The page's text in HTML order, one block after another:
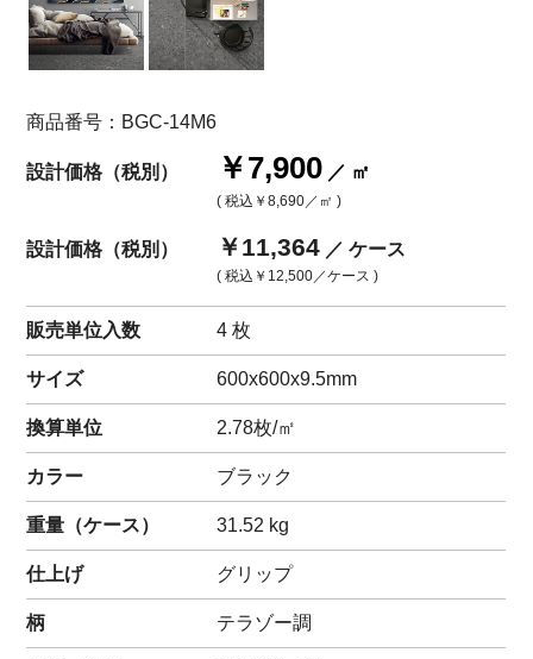
商品番号：BGC-14M6
設計価格（税別） ￥7,900 ／ ㎡
( 税込 ￥8,690 ／㎡ )
設計価格（税別） ￥11,364 ／ ケース
( 税込 ￥12,500 ／ケース )
販売単位入数 4 枚
サイズ 600x600x9.5mm
換算単位 2.78枚/㎡
カラー ブラック
重量（ケース） 31.52 kg
仕上げ グリップ
柄 テラゾー調